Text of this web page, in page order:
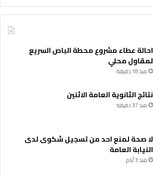
احالة عطاء مشروع محطة الباص السريع
لمقاول محلي
منذ 18 دقيقة
نتائج الثانوية العامة الاثنين
منذ 37 دقيقة
لا صحة لمنع احد من تسجيل شكوى لدى
النيابة العامة
منذ 3 أيام